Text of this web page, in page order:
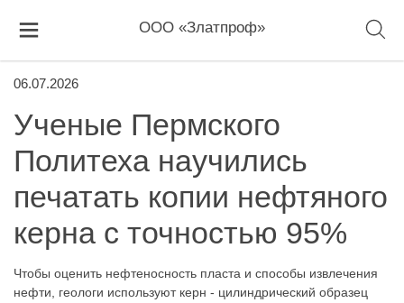
ООО «Златпроф»
06.07.2026
Ученые Пермского
Политеха научились
печатать копии нефтяного
керна с точностью 95%
Чтобы оценить нефтеносность пласта и способы извлечения
нефти, геологи используют керн - цилиндрический образец